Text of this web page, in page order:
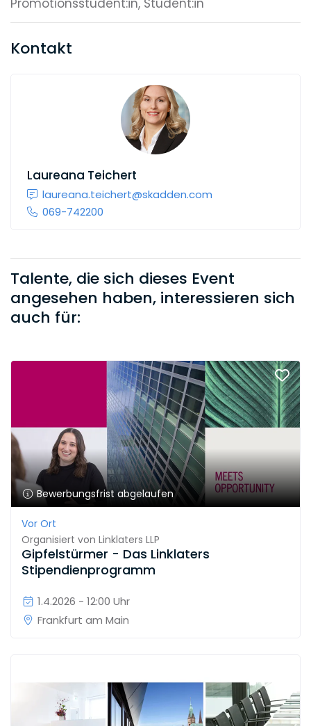
Promotionsstudent:in, Student:in
Kontakt
Laureana Teichert
laureana.teichert@skadden.com
069-742200
Talente, die sich dieses Event
angesehen haben, interessieren sich
auch für:
Bewerbungsfrist abgelaufen
Vor Ort
Organisiert von Linklaters LLP
Gipfelstürmer - Das Linklaters
Stipendienprogramm
1.4.2026 - 12:00 Uhr
Frankfurt am Main